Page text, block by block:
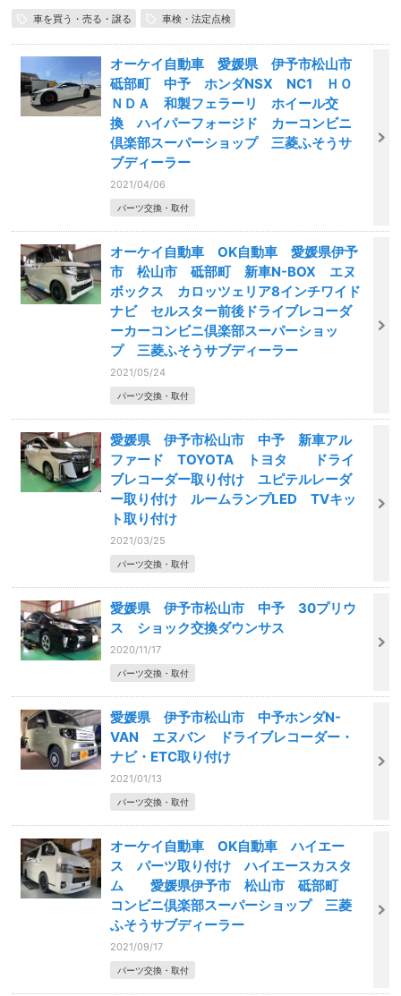
車を買う・売る・譲る 車検・法定点検
オーケイ自動車 愛媛県 伊予市松山市
砥部町 中予 ホンダNSX NC1 ＨＯ
ＮＤＡ 和製フェラーリ ホイール交
換 ハイパーフォージド カーコンビニ
倶楽部スーパーショップ 三菱ふそうサ
ブディーラー
2021/04/06
パーツ交換・取付
オーケイ自動車 OK自動車 愛媛県伊予
市 松山市 砥部町 新車N-BOX エヌ
ボックス カロッツェリア8インチワイド
ナビ セルスター前後ドライブレコーダ
ーカーコンビニ倶楽部スーパーショッ
プ 三菱ふそうサブディーラー
2021/05/24
パーツ交換・取付
愛媛県 伊予市松山市 中予 新車アル
ファード TOYOTA トヨタ ドライ
ブレコーダー取り付け ユピテルレーダ
ー取り付け ルームランプLED TVキッ
ト取り付け
2021/03/25
パーツ交換・取付
愛媛県 伊予市松山市 中予 30プリウ
ス ショック交換ダウンサス
2020/11/17
パーツ交換・取付
愛媛県 伊予市松山市 中予ホンダN-
VAN エヌバン ドライブレコーダー・
ナビ・ETC取り付け
2021/01/13
パーツ交換・取付
オーケイ自動車 OK自動車 ハイエー
ス パーツ取り付け ハイエースカスタ
ム 愛媛県伊予市 松山市 砥部町
コンビニ倶楽部スーパーショップ 三菱
ふそうサブディーラー
2021/09/17
パーツ交換・取付